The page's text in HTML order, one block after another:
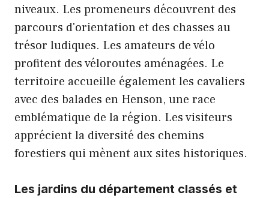
niveaux. Les promeneurs découvrent des
parcours d'orientation et des chasses au
trésor ludiques. Les amateurs de vélo
profitent des véloroutes aménagées. Le
territoire accueille également les cavaliers
avec des balades en Henson, une race
emblématique de la région. Les visiteurs
apprécient la diversité des chemins
forestiers qui mènent aux sites historiques.
Les jardins du département classés et